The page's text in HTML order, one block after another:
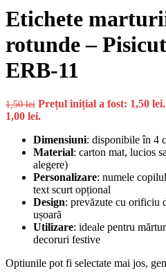
Etichete
rotunde –
ERB-11
1,50lei Prețul inițial a fost: 1,50 lei.
1,00 lei.
Dimensiuni: disponibile în 4
Material: carton mat, lucios
alegere)
Personalizare: numele
text scurt opțional
Design: prevăzute cu orificiu
ușoară
Utilizare: ideale pentru
decoruri festive
Optiunile pot fi selectate mai jos,